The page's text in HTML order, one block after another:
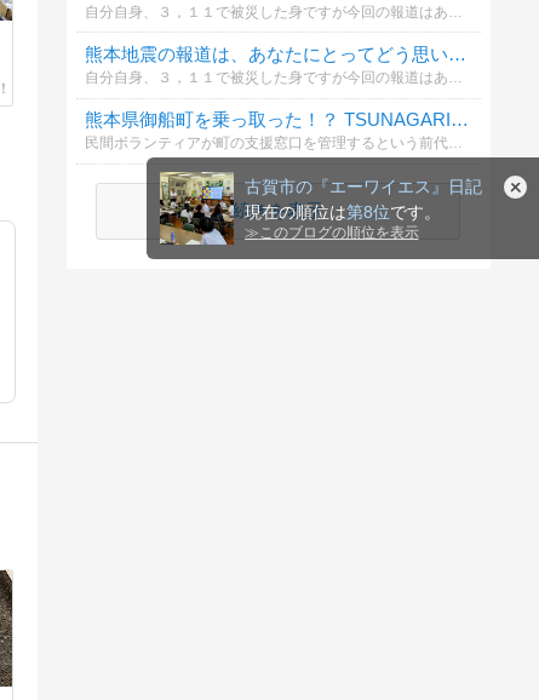
古賀市の『エーワイエス』日記
現在の順位は第8位です。
≫ このブログの順位を表示
自分自身、３，１１で被災した身ですが今回の報道はあまりにも過密で、神経質であると思います。心身とも参ってるので、どう思ってるのかなと思いました。
熊本地震の報道は、あなたにとってどう思いますか？
自分自身、３，１１で被災した身ですが今回の報道はあまりにも過密で、神経質であると思います。心身とも参ってるので、どう思ってるのかなと思いました。
熊本県御船町を乗っ取った！？ TSUNAGARIヤバくない？
民間ボランティアが町の支援窓口を管理するという前代未聞の異常事態
続きを表示